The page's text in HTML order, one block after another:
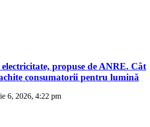
propuse de ANRE. Cât
consumatorii pentru lumină
6, 2026, 4:22 pm